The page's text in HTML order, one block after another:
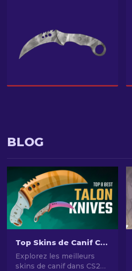
BLOG
Top Skins de Canif CS2 à Utiliser en 2026
Explorez les meilleurs
skins de canif dans CS2